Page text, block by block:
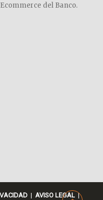
del Banco.
| AVISO LEGAL |